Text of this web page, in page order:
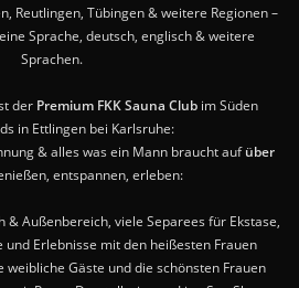
Reutlingen, Tübingen & weitere Regionen –
Sprache, deutsch, englisch & weitere
Sprachen.
der Premium FKK Sauna Clubim Süden
in Ettlingen bei Karlsruhe:
& alles was ein Mann braucht aufüber
entspannen, erleben:
& Außenbereich, viele Separees für Ekstase,
Erlebnisse mit den heißesten Frauen
weibliche Gäste und die schönsten Frauen